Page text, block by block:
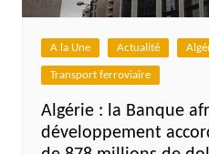
A la Une Actualité
Transport ferroviaire
Algérie : la Banque
développement